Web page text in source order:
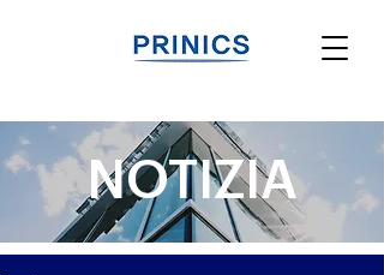
NOTIZIA